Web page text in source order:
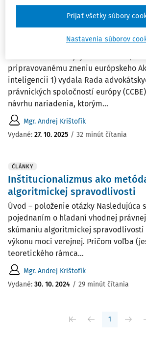
ČLÁNKY
Využitie podporných systémov
na umelej inteligencii v
porušenie práva na
pripravovanému zneniu európskeho
inteligencii 1) vydala Rada
právnických spoločností európy
návrhu nariadenia, ktorým...
Mgr. Andrej Krištofík
Vydané: 27. 10. 2025 / 32 minút čítania
ČLÁNKY
Inštitucionalizmus ako
algoritmickej spravodlivosti
Úvod – položenie otázky Nasledujúca
pojednaním o hľadaní vhodnej
skúmaniu algoritmickej
výkonu moci verejnej. Pričom voľba
teoretického rámca...
Mgr. Andrej Krištofík
Vydané: 30. 10. 2024 / 29 minút čítania
1
Nastavenia súborov
Prijať všetky súbory